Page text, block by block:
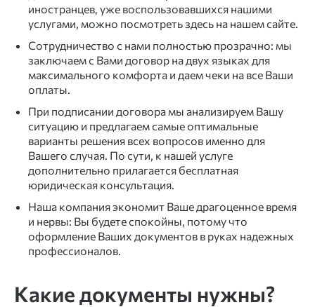
иностранцев, уже воспользовавшихся нашими
услугами, можно посмотретьздесь на нашем сайте.
Сотрудничество с нами полностью прозрачно: мы
заключаем с Вами договор на двух языках для
максимального комфорта и даем чеки на все Ваши
оплаты.
При подписании договора мы анализируем Вашу
ситуацию и предлагаем самые оптимальные
варианты решения всех вопросов именно для
Вашего случая. По сути, к нашей услуге
дополнительно прилагается бесплатная
юридическая консультация.
Наша компания экономит Ваше драгоценное время
и нервы: Вы будете спокойны, потому что
оформление Ваших документов в руках надежных
профессионалов.
Какиедокументы нужны?